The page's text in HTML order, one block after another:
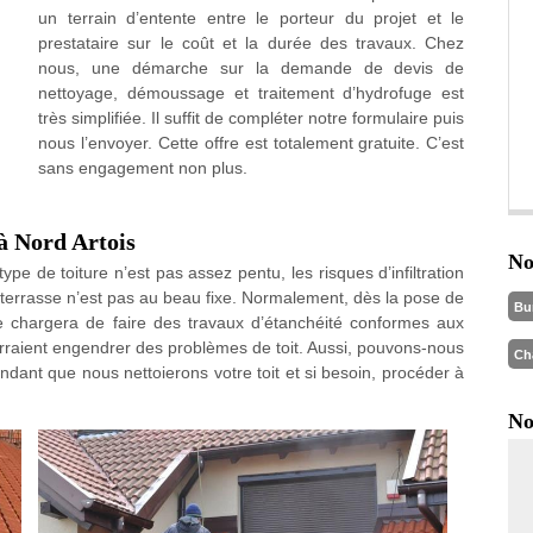
un terrain d’entente entre le porteur du projet et le
prestataire sur le coût et la durée des travaux. Chez
nous, une démarche sur la demande de devis de
nettoyage, démoussage et traitement d’hydrofuge est
très simplifiée. Il suffit de compléter notre formulaire puis
nous l’envoyer. Cette offre est totalement gratuite. C’est
sans engagement non plus.
Nord Artois
de toiture n’est pas assez pentu, les risques d’infiltration
n’est pas au beau fixe. Normalement, dès la pose de
de faire des travaux d’étanchéité conformes aux
engendrer des problèmes de toit. Aussi, pouvons-nous
que nous nettoierons votre toit et si besoin, procéder à